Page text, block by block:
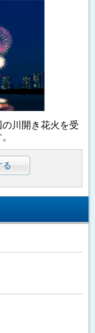
川開き花火を受
る